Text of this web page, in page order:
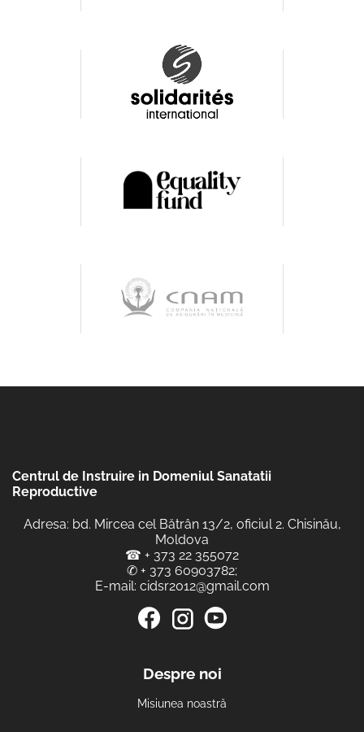
Centrul de Instruire in Domeniul Sanatatii
Reproductive
Adresa: bd. Mircea cel Bătrân 13/2, oficiul 2. Chisinău,
Moldova
☎ + 373 22 355072
✆ + 373 60903782;
E-mail: cidsr2012@gmail.com
Despre noi
Misiunea noastră